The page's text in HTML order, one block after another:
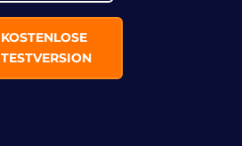
KOSTENLOSE
TESTVERSION